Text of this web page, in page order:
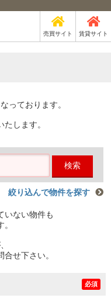
売買サイト 賃貸サイト
っております。
します。
検索
絞り込んで物件を探す
いない物件も
せ下さい。
必須